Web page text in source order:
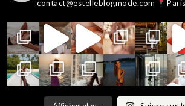
contact@estelleblogmode.com